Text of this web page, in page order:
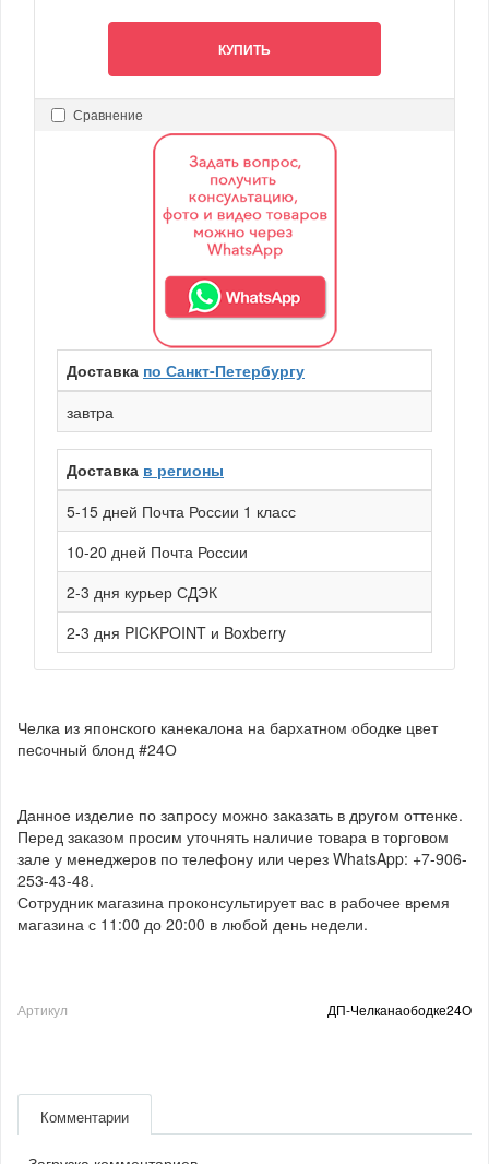
КУПИТЬ
Сравнение
Доставка по Санкт-Петербургу
завтра
Доставка в регионы
5-15 дней Почта России 1 класс
10-20 дней Почта России
2-3 дня курьер СДЭК
2-3 дня PICKPOINT и Boxberry
Челка из японского канекалона на бархатном ободке цвет
пеcочный блонд #24О
Данное изделие по запросу можно заказать в другом оттенке.
Перед заказом просим уточнять наличие товара в торговом
зале у менеджеров по телефону или через WhatsApp: +7-906-
253-43-48.
Сотрудник магазина проконсультирует вас в рабочее время
магазина с 11:00 до 20:00 в любой день недели.
Артикул ДП-Челканаободке24О
Комментарии